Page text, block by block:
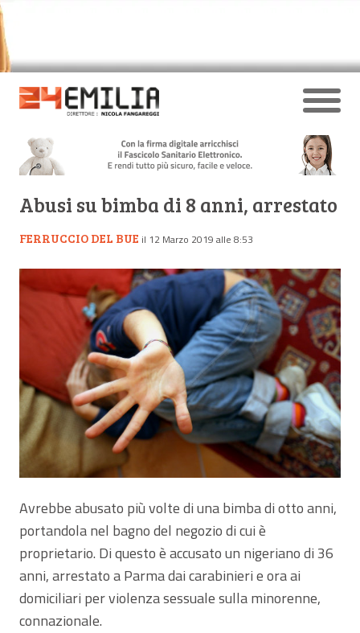
Abusi su bimba di 8 anni, arrestato
FERRUCCIO DEL BUE il 12 Marzo 2019 alle 8:53
Avrebbe abusato più volte di una bimba di otto anni,
portandola nel bagno del negozio di cui è
proprietario. Di questo è accusato un nigeriano di 36
anni, arrestato a Parma dai carabinieri e ora ai
domiciliari per violenza sessuale sulla minorenne,
connazionale.